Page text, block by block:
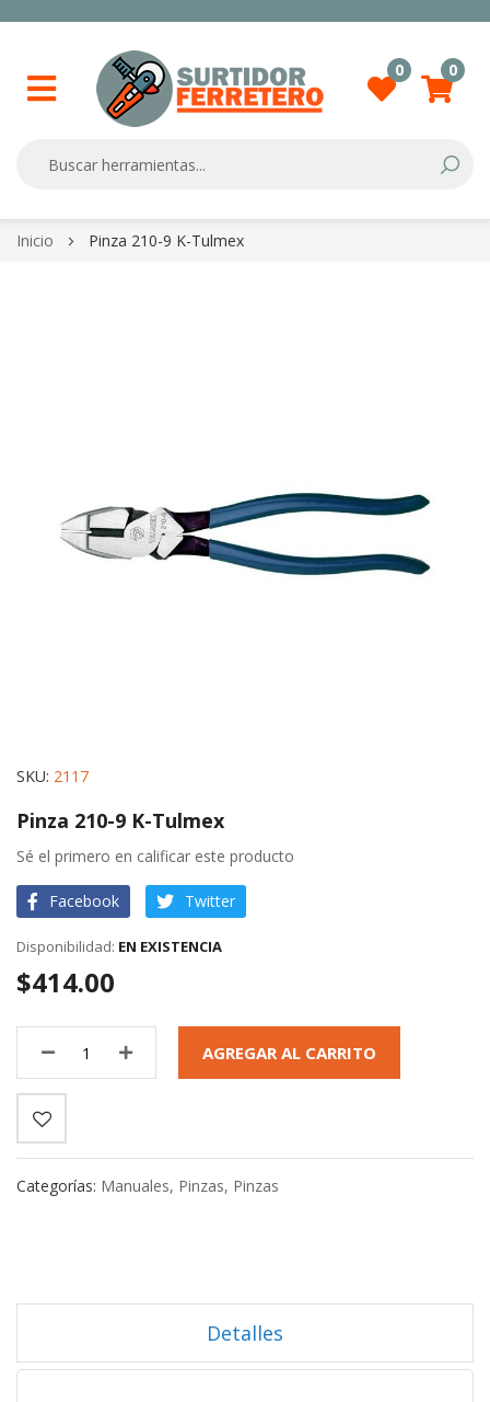
0 0
Skip
Inicio Pinza 210-9 K-Tulmex
Skip
the
beginning
of
the
gallery
SKU 2117
Pinza 210-9 K-Tulmex
Sé el primero en calificar este producto
Facebook Twitter
EN EXISTENCIA
$414.00
AGREGAR AL CARRITO
Categorías: Manuales, Pinzas, Pinzas
Detalles